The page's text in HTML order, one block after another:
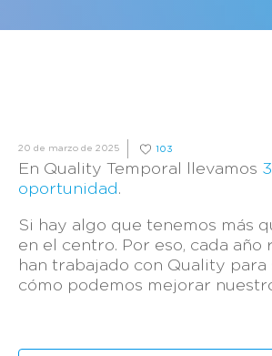
20 de marzo de 2025 103
En Quality Temporal llevamos
oportunidad.
Si hay algo que tenemos más
en el centro. Por eso, cada
han trabajado con Quality
cómo podemos mejorar